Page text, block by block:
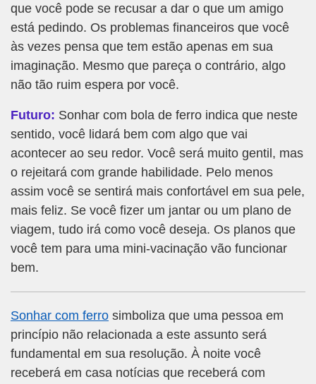
que você pode se recusar a dar o que um amigo
está pedindo. Os problemas financeiros que você
às vezes pensa que tem estão apenas em sua
imaginação. Mesmo que pareça o contrário, algo
não tão ruim espera por você.
Futuro: Sonhar com bola de ferro indica que neste
sentido, você lidará bem com algo que vai
acontecer ao seu redor. Você será muito gentil, mas
o rejeitará com grande habilidade. Pelo menos
assim você se sentirá mais confortável em sua pele,
mais feliz. Se você fizer um jantar ou um plano de
viagem, tudo irá como você deseja. Os planos que
você tem para uma mini-vacinação vão funcionar
bem.
Sonhar com ferro simboliza que uma pessoa em
princípio não relacionada a este assunto será
fundamental em sua resolução. À noite você
receberá em casa notícias que receberá com